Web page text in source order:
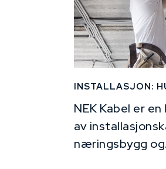
INSTALLASJON:
NEK Kabel er
av
næringsbygg